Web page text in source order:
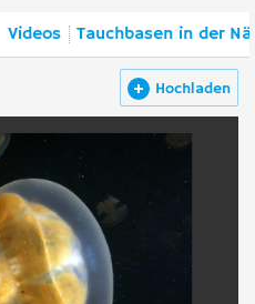
Videos Tauchbasen in der
Hochladen